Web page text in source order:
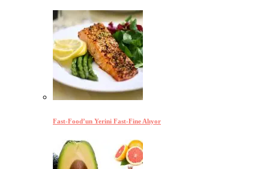
Fast-Food’un Yerini Fast-Fine Alıyor